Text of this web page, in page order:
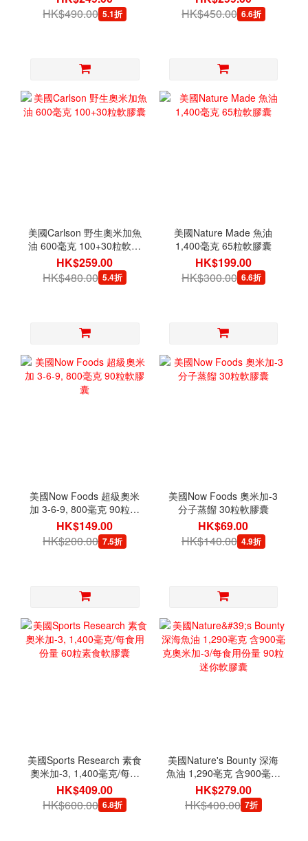
HK$490.00 5.1折
HK$450.00 6.6折
美國Carlson 野生奧米加魚
油 600毫克 100+30粒軟膠
囊
HK$259.00
HK$480.00 5.4折
美國Nature Made 魚油
1,400毫克 65粒軟膠囊
HK$199.00
HK$300.00 6.6折
美國Now Foods 超級奧米
加 3-6-9, 800毫克 90粒軟
膠囊
HK$149.00
HK$200.00 7.5折
美國Now Foods 奧米加-3
分子蒸餾 30粒軟膠囊
HK$69.00
HK$140.00 4.9折
美國Sports Research 素食
奧米加-3, 1,400毫克/每食
用份量 60粒素食軟膠囊
HK$409.00
HK$600.00 6.8折
美國Nature's Bounty 深海
魚油 1,290亳克 含900毫克
奧米加-3/每食用份量 90粒
迷你軟膠囊
HK$279.00
HK$400.00 7折